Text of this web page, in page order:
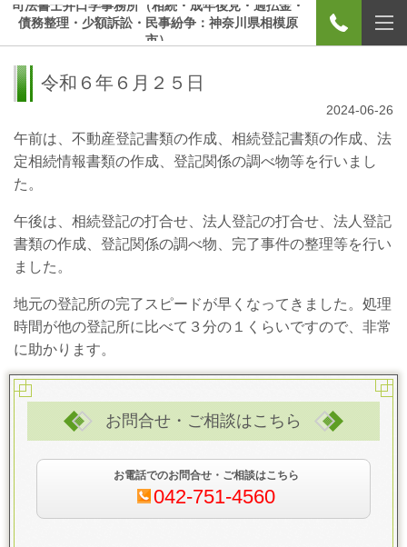
司法書士井口学事務所（相続・成年後見・過払金・
債務整理・少額訴訟・民事紛争：神奈川県相模原
市）
令和６年６月２５日
2024-06-26
午前は、不動産登記書類の作成、相続登記書類の作成、法
定相続情報書類の作成、登記関係の調べ物等を行いまし
た。
午後は、相続登記の打合せ、法人登記の打合せ、法人登記
書類の作成、登記関係の調べ物、完了事件の整理等を行い
ました。
地元の登記所の完了スピードが早くなってきました。処理
時間が他の登記所に比べて３分の１くらいですので、非常
に助かります。
お問合せ・ご相談はこちら
お電話でのお問合せ・ご相談はこちら
042-751-4560